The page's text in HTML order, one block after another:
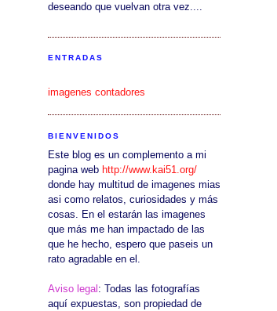
deseando que vuelvan otra vez....
ENTRADAS
imagenes contadores
BIENVENIDOS
Este blog es un complemento a mi
pagina web http://www.kai51.org/
donde hay multitud de imagenes mias
asi como relatos, curiosidades y más
cosas. En el estarán las imagenes
que más me han impactado de las
que he hecho, espero que paseis un
rato agradable en el.
Aviso legal : Todas las fotografías
aquí expuestas, son propiedad de